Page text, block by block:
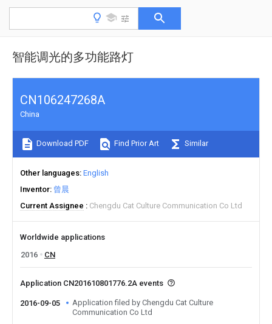
智能调光的多功能路灯
CN106247268A
China
Download PDF Find Prior Art Similar
Other languages English
Inventor 曾晨
Current Assignee
Chengdu Cat Culture Communication Co Ltd
Worldwide applications
2016
CN
Application CN201610801776.2A events
2016-09-05
Application filed by Chengdu Cat Culture
Communication Co Ltd